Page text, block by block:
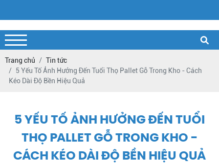
Trang chủ
Tin tức
5 Yếu Tố Ảnh Hưởng Đến Tuổi Thọ Pallet Gỗ Trong Kho - Cách
Kéo Dài Độ Bền Hiệu Quả
5 YẾU TỐ ẢNH HƯỞNG ĐẾN TUỔI
THỌ PALLET GỖ TRONG KHO -
CÁCH KÉO DÀI ĐỘ BỀN HIỆU QUẢ